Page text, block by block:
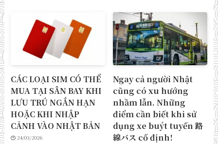
CÁC LOẠI SIM CÓ THỂ
MUA TẠI SÂN BAY KHI
LƯU TRÚ NGẮN HẠN
HOẶC KHI NHẬP
CẢNH VÀO NHẬT BẢN
24/03/2026
Ngay cả người Nhật
cũng có xu hướng
nhầm lẫn. Những
điểm cần biết khi sử
dụng xe buýt tuyến 路
線バス cố định!